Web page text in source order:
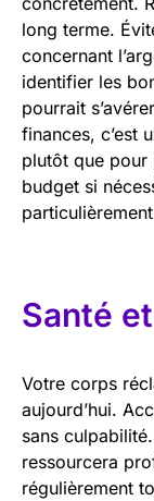
long terme.
concernant
identifier les
pourrait
finances, c’est
plutôt que pour
budget si
Santé
Votre corps
aujourd’hui.
sans
ressourcera
régulièrement